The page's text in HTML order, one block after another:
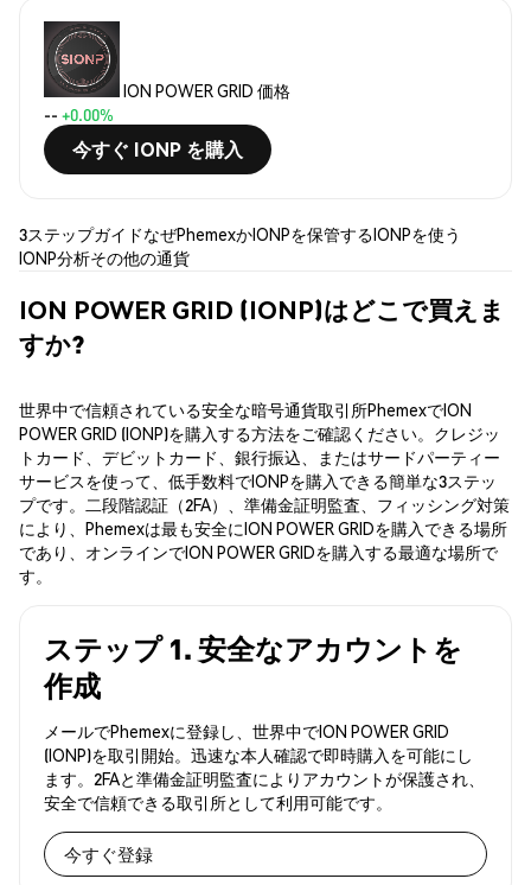
ION POWER GRID 価格
-- +0.00%
今すぐ IONP を購入
3ステップガイドなぜPhemexかIONPを保管するIONPを使う
IONP分析その他の通貨
ION POWER GRID (IONP)はどこで買えま
すか?
世界中で信頼されている安全な暗号通貨取引所PhemexでION
POWER GRID (IONP)を購入する方法をご確認ください。クレジッ
トカード、デビットカード、銀行振込、またはサードパーティー
サービスを使って、低手数料でIONPを購入できる簡単な3ステッ
プです。二段階認証（2FA）、準備金証明監査、フィッシング対策
により、Phemexは最も安全にION POWER GRIDを購入できる場所
であり、オンラインでION POWER GRIDを購入する最適な場所で
す。
ステップ 1. 安全なアカウントを
作成
メールでPhemexに登録し、世界中でION POWER GRID
(IONP)を取引開始。迅速な本人確認で即時購入を可能にし
ます。2FAと準備金証明監査によりアカウントが保護され、
安全で信頼できる取引所として利用可能です。
今すぐ登録